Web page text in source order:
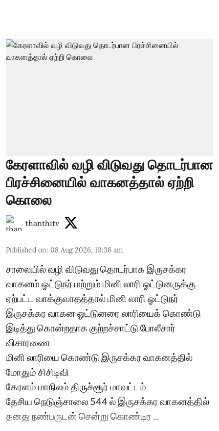
கேரளாவில் வழி விடுவது தொடர்பான
பிரச்சினையில் வாகனத்தால் ஏற்றி
கொலை
thanthitv
Published on: 08 Aug 2026, 10:36 am
சாலையில் வழி விடுவது தொடர்பாக இருசக்கர
வாகனம் ஓட்டுநர் மற்றும் மினி லாரி ஓட்டுனருக்கு
ஏற்பட்ட வாக்குவாதத்தால் மினி லாரி ஓட்டுநர்
இருசக்கர வாகன ஓட்டுனரை லாரியைக் கொண்டு
இடித்து கொன்றதாக குற்றச்சாட்டு போலீசார்
விசாரணை
மினி லாரியை கொண்டு இருசக்கர வாகனத்தில்
மோதும் சிசிடிவி
கேரளம் மாநிலம் திருச்சூர் மாவட்டம்
தேசிய நெடுஞ்சாலை 544 ல் இருசக்கர வாகனத்தில்
தனது நண்பருடன் சென்று கொண்டிர ...